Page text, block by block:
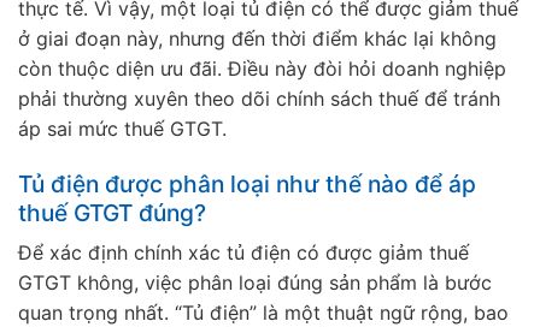
thực tế. Vì vậy, một loại tủ điện có thể được giảm thuế
ở giai đoạn này, nhưng đến thời điểm khác lại không
còn thuộc diện ưu đãi. Điều này đòi hỏi doanh nghiệp
phải thường xuyên theo dõi chính sách thuế để tránh
áp sai mức thuế GTGT.
Tủ điện được phân loại như thế nào để áp
thuế GTGT đúng?
Để xác định chính xác tủ điện có được giảm thuế
GTGT không, việc phân loại đúng sản phẩm là bước
quan trọng nhất. “Tủ điện” là một thuật ngữ rộng, bao